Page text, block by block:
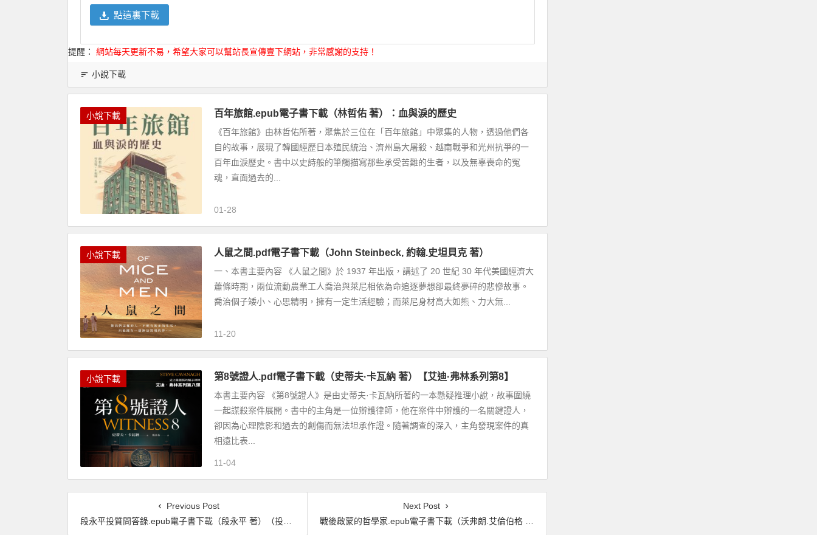
點這裏下載
提醒： 網站每天更新不易，希望大家可以幫站長宣傳壹下網站，非常感謝的支持！
小說下載
小說下載 百年旅館.epub電子書下載（林哲佑 著）：血與淚的歷史
《百年旅館》由林哲佑所著，聚焦於三位在「百年旅館」中聚集的人物，透過他們各
自的故事，展現了韓國經歷日本殖民統治、濟州島大屠殺、越南戰爭和光州抗爭的一
百年血淚歷史。書中以史詩般的筆觸描寫那些承受苦難的生者，以及無辜喪命的冤
魂，直面過去的...
01-28
小說下載 人鼠之間.pdf電子書下載（John Steinbeck, 約翰.史坦貝克 著）
一、本書主要內容 《人鼠之間》於 1937 年出版，講述了 20 世紀 30 年代美國經濟大
蕭條時期，兩位流動農業工人喬治與萊尼相依為命追逐夢想卻最終夢碎的悲慘故事。
喬治個子矮小、心思精明，擁有一定生活經驗；而萊尼身材高大如熊、力大無...
11-20
小說下載 第8號證人.pdf電子書下載（史蒂夫·卡瓦納 著）【艾迪·弗林系列第8】
本書主要內容 《第8號證人》是由史蒂夫·卡瓦納所著的一本懸疑推理小說，故事圍繞
一起謀殺案件展開。書中的主角是一位辯護律師，他在案件中辯護的一名關鍵證人，
卻因為心理陰影和過去的創傷而無法坦承作證。隨著調查的深入，主角發現案件的真
相遠比表...
11-04
Previous Post
段永平投質問答錄.epub電子書下載（段永平 著）（投資邏輯篇）
Next Post
戰後啟蒙的哲學家.epub電子書下載（沃弗朗.艾倫伯格 著）:重回1948至1984年,在動盪年代重新探尋啟蒙與理性的力量